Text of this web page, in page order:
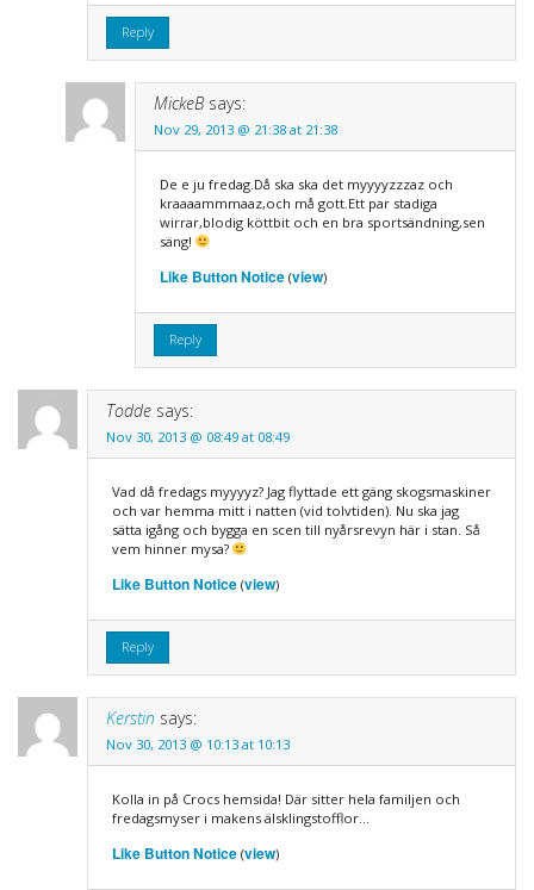
Reply
MickeB says:
Nov 29, 2013 @ 21:38 at 21:38
De e ju fredag.Då ska ska det myyyyzzzaz och
kraaaammmaaz,och må gott.Ett par stadiga
wirrar,blodig köttbit och en bra sportsändning,sen
säng!
Like Button Notice(view)
Reply
Todde says:
Nov 30, 2013 @ 08:49 at 08:49
Vad då fredags myyyyz? Jag flyttade ett gäng skogsmaskiner
och var hemma mitt i natten (vid tolvtiden). Nu ska jag
sätta igång och bygga en scen till nyårsrevyn här i stan. Så
vem hinner mysa?
Like Button Notice(view)
Reply
Kerstin says:
Nov 30, 2013 @ 10:13 at 10:13
Kolla in på Crocs hemsida! Där sitter hela familjen och
fredagsmyser i makens älsklingstofflor…
Like Button Notice(view)